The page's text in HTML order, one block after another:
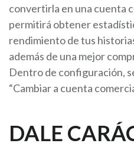
convertirla en una cuenta
permitirá obtener
rendimiento de tus
además de una mejor
Dentro de configuración,
“Cambiar a cuenta
DALE